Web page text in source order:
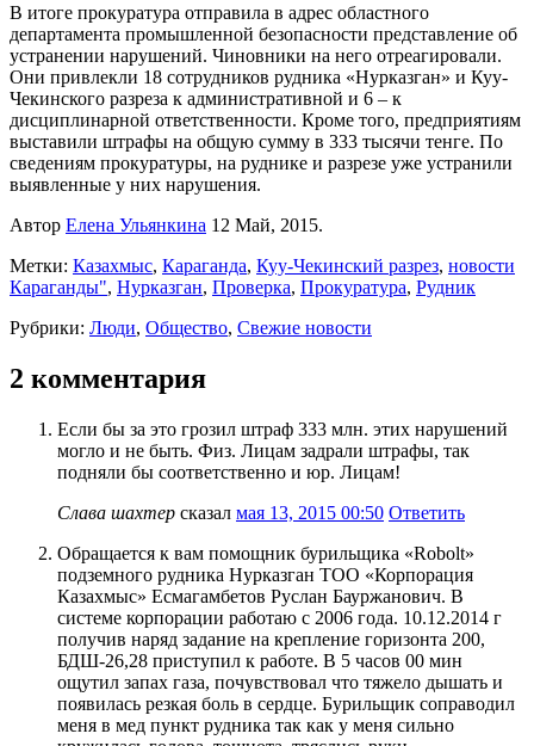
В итоге прокуратура отправила в адрес областного
департамента промышленной безопасности представление об
устранении нарушений. Чиновники на него отреагировали.
Они привлекли 18 сотрудников рудника «Нурказган» и Куу-
Чекинского разреза к административной и 6 – к
дисциплинарной ответственности. Кроме того, предприятиям
выставили штрафы на общую сумму в 333 тысячи тенге. По
сведениям прокуратуры, на руднике и разрезе уже устранили
выявленные у них нарушения.
Автор Елена Ульянкина 12 Май, 2015.
Метки: Казахмыс, Караганда, Куу-Чекинский разрез, новости
Караганды", Нурказган, Проверка, Прокуратура, Рудник
Рубрики: Люди, Общество, Свежие новости
2 комментария
Если бы за это грозил штраф 333 млн. этих нарушений
могло и не быть. Физ. Лицам задрали штрафы, так
подняли бы соответственно и юр. Лицам!
Слава шахтер сказал мая 13, 2015 00:50 Ответить
Обращается к вам помощник бурильщика «Robolt»
подземного рудника Нурказган ТОО «Корпорация
Казахмыс» Есмагамбетов Руслан Бауржанович. В
системе корпорации работаю с 2006 года. 10.12.2014 г
получив наряд задание на крепление горизонта 200,
БДШ-26,28 приступил к работе. В 5 часов 00 мин
ощутил запах газа, почувствовал что тяжело дышать и
появилась резкая боль в сердце. Бурильщик соправодил
меня в мед пункт рудника так как у меня сильно